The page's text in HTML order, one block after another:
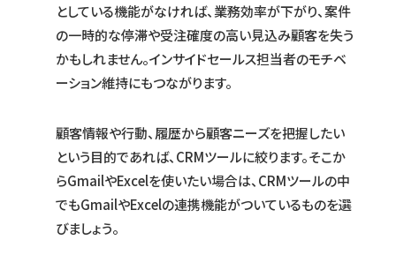
としている機能がなければ、業務効率が下がり、案件
の一時的な停滞や受注確度の高い見込み顧客を失う
かもしれません。インサイドセールス担当者のモチベ
ーション維持にもつながります。
顧客情報や行動、履歴から顧客ニーズを把握したい
という目的であれば、CRMツールに絞ります。そこか
らGmailやExcelを使いたい場合は、CRMツールの中
でもGmailやExcelの連携機能がついているものを選
びましょう。